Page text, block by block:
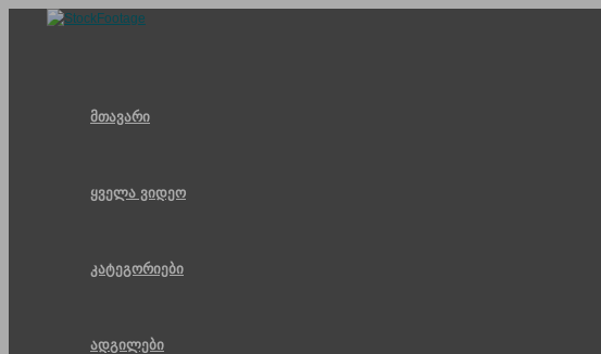
მთავარი
ყველა ვიდეო
კატეგორიები
ადგილები